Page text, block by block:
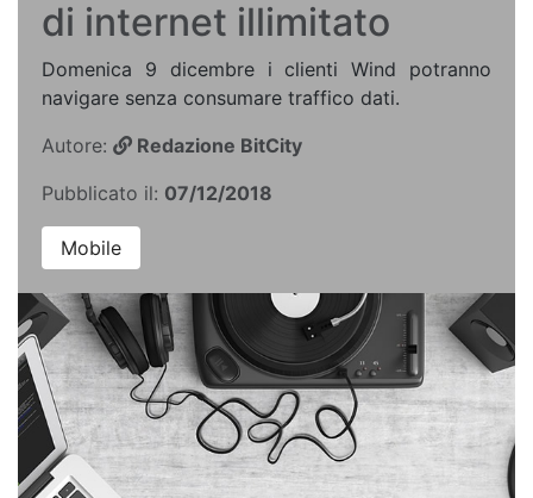
di internet illimitato
Domenica 9 dicembre i clienti Wind potranno
navigare senza consumare traffico dati.
Autore:
Redazione BitCity
Pubblicato il: 07/12/2018
Mobile